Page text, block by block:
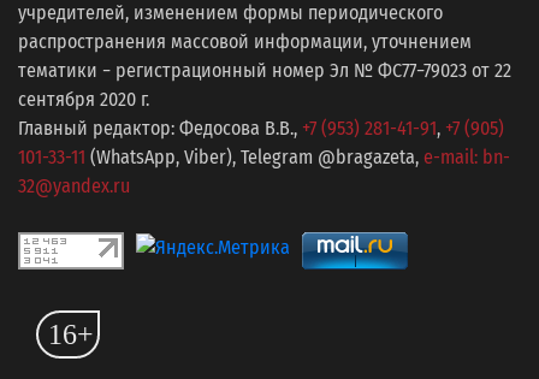
учредителей, изменением формы периодического
распространения массовой информации, уточнением
тематики − регистрационный номер Эл № ФС77−79023 от 22
сентября 2020 г.
Главный редактор: Федосова В.В., +7 (953) 281-41-91, +7 (905)
101-33-11 (WhatsApp, Viber), Telegram @bragazeta, e-mail: bn-
32@yandex.ru
16+